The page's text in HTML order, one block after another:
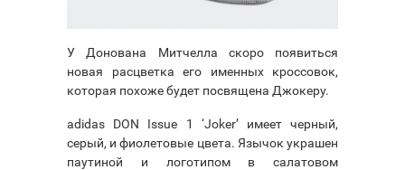
У Донована Митчелла скоро появиться
новая расцветка его именных кроссовок,
которая похоже будет посвящена Джокеру.
adidas DON Issue 1 ‘Joker’ имеет черный,
серый, и фиолетовые цвета. Язычок украшен
паутиной и логотипом в салатовом